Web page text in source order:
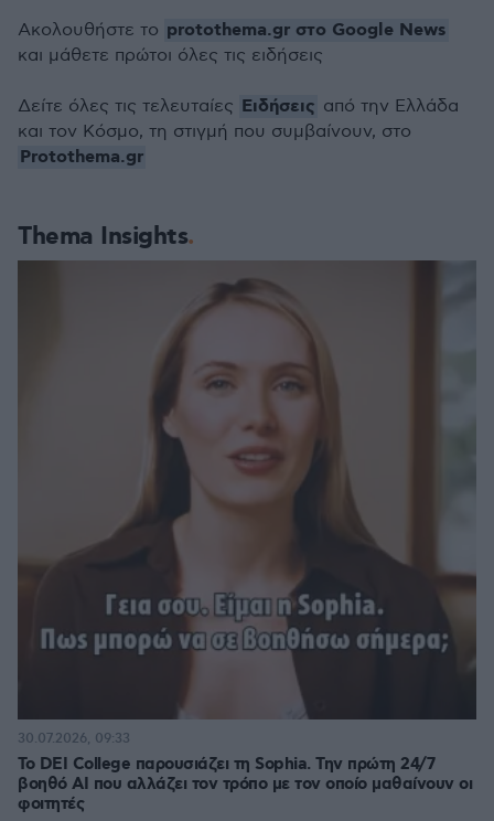
Thema Insights
Το DEI College παρουσιάζει τη Sophia. Την πρώτη 24/7
βοηθό AI που αλλάζει τον τρόπο με τον οποίο μαθαίνουν οι
φοιτητές
30.07.2026, 09:33
Ακολουθήστε το protothema.gr στο Google News
και μάθετε πρώτοι όλες τις ειδήσεις
Δείτε όλες τις τελευταίες Ειδήσεις από την Ελλάδα
και τον Κόσμο, τη στιγμή που συμβαίνουν, στο
Protothema.gr